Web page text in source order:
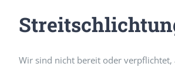
Wir sind nicht bereit oder